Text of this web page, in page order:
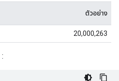
ตัวอย่าง
20,000,263
: